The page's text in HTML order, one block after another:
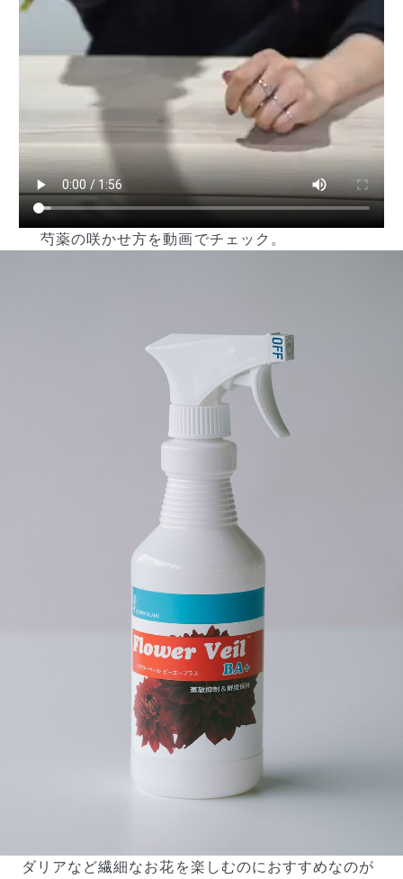
芍薬の咲かせ方を動画でチェック。
ダリアなど繊細なお花を楽しむのにおすすめなのが